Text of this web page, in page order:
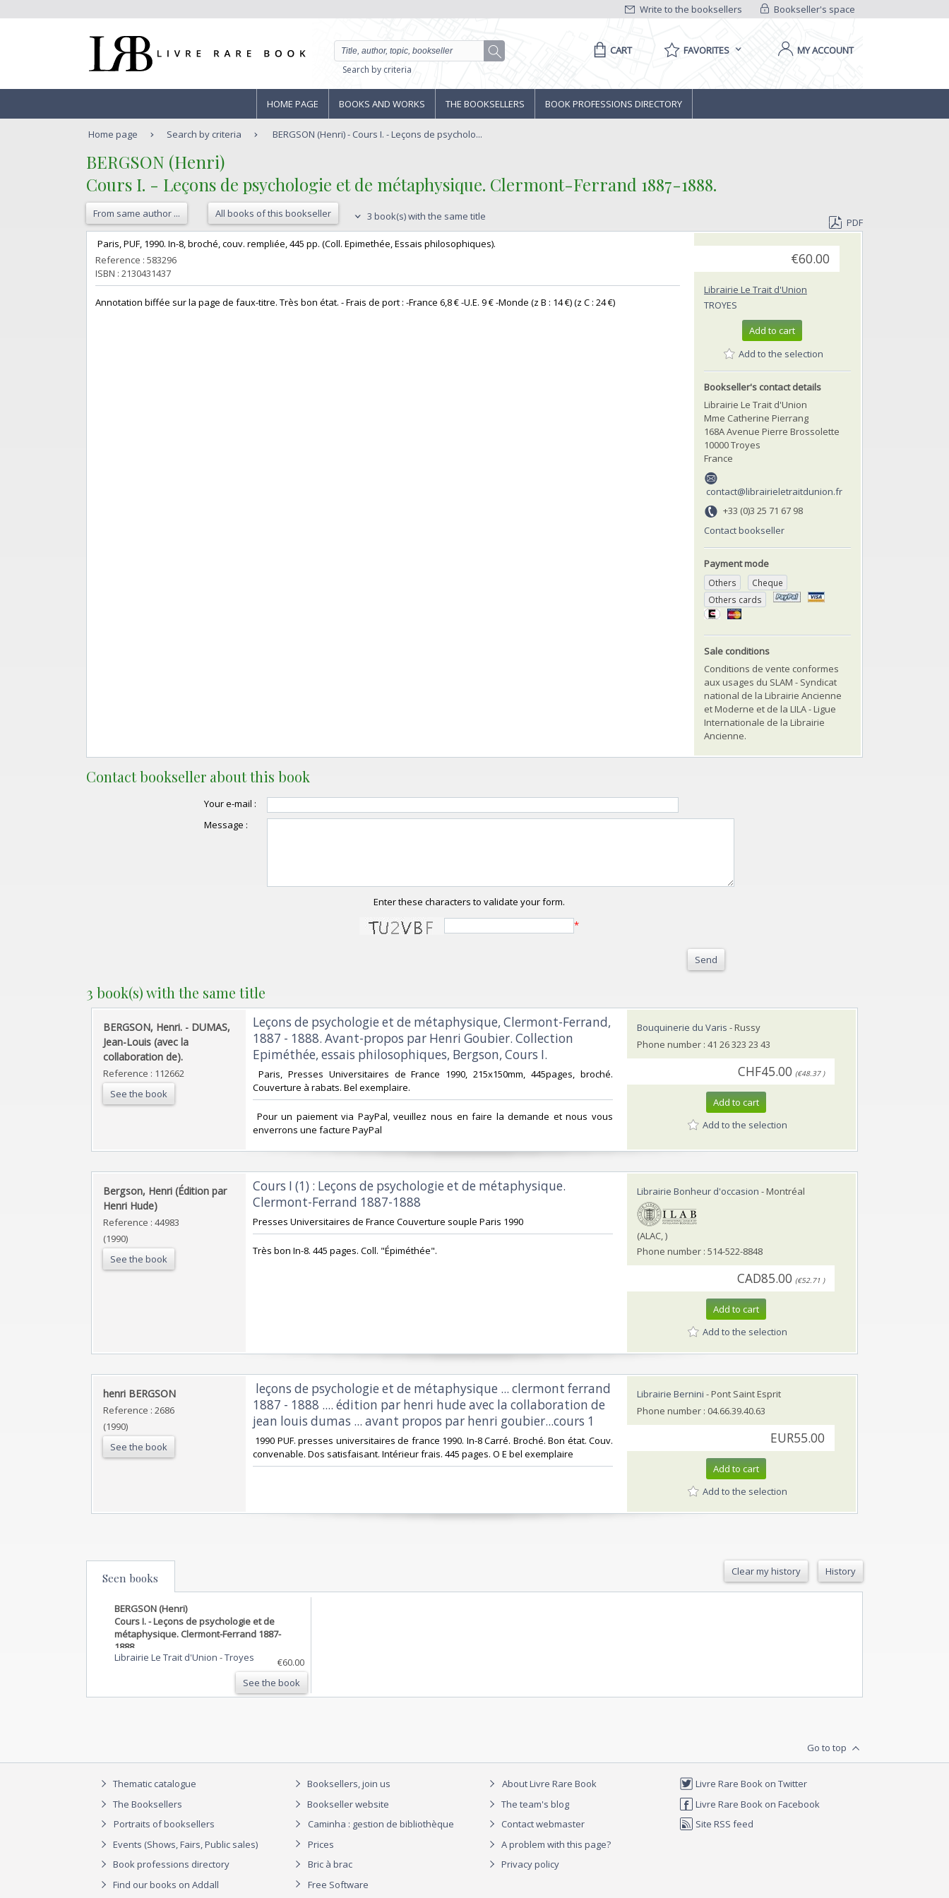
Bookseller's space
Write to the booksellers
Search by criteria
CART FAVORITES MY ACCOUNT
HOME PAGE BOOKS AND WORKS THE BOOKSELLERS BOOK PROFESSIONS DIRECTORY
Home page Search by criteria BERGSON (Henri) - Cours I. - Leçons de psycholo...
‎BERGSON (Henri)‎
‎Cours I. - Leçons de psychologie et de métaphysique. Clermont-Ferrand 1887-1888.‎
From same author ... All books of this bookseller 3 book(s) with the same title
PDF
‎ Paris, PUF, 1990. In-8, broché, couv. rempliée, 445 pp. (Coll. Epimethée, Essais philosophiques). ‎
Reference : 583296
ISBN : 2130431437
‎Annotation biffée sur la page de faux-titre. Très bon état. - Frais de port : -France 6,8 € -U.E. 9 € -Monde (z B : 14 €) (z C : 24 €) ‎
€60.00
Librairie Le Trait d'Union
TROYES
Add to cart
Add to the selection
Bookseller's contact details
Librairie Le Trait d'Union
Mme Catherine Pierrang
168A Avenue Pierre Brossolette
10000 Troyes
France
contact@librairieletraitdunion.fr
+33 (0)3 25 71 67 98
Contact bookseller
Payment mode
Others
Cheque
Others cards
Sale conditions
Conditions de vente conformes
aux usages du SLAM - Syndicat
national de la Librairie Ancienne
et Moderne et de la LILA - Ligue
Internationale de la Librairie
Ancienne.
Contact bookseller about this book
Your e-mail :
Message :
Enter these characters to validate your form.
*
Send
3 book(s) with the same title
‎BERGSON, Henri. - DUMAS,
Jean-Louis (avec la
collaboration de).‎
Reference : 112662
See the book
‎Leçons de psychologie et de métaphysique, Clermont-Ferrand,
1887 - 1888. Avant-propos par Henri Goubier. Collection
Epiméthée, essais philosophiques, Bergson, Cours I.‎
‎ Paris, Presses Universitaires de France 1990, 215x150mm, 445pages, broché.
Couverture à rabats. Bel exemplaire.‎
‎ Pour un paiement via PayPal, veuillez nous en faire la demande et nous vous
enverrons une facture PayPal‎
Bouquinerie du Varis - Russy
Phone number : 41 26 323 23 43
CHF45.00 (€48.37 )
Add to cart
Add to the selection
‎Bergson, Henri (Édition par
Henri Hude)‎
Reference : 44983
(1990)
See the book
‎Cours I (1) : Leçons de psychologie et de métaphysique.
Clermont-Ferrand 1887-1888‎
‎Presses Universitaires de France Couverture souple Paris 1990 ‎
‎Très bon In-8. 445 pages. Coll. "Épiméthée".‎
Librairie Bonheur d'occasion - Montréal
(ALAC, )
Phone number : 514-522-8848
CAD85.00 (€52.71 )
Add to cart
Add to the selection
‎henri BERGSON‎
Reference : 2686
(1990)
See the book
‎ leçons de psychologie et de métaphysique ... clermont ferrand
1887 - 1888 .... édition par henri hude avec la collaboration de
jean louis dumas ... avant propos par henri goubier...cours 1‎
‎ 1990 PUF. presses universitaires de france 1990. In-8 Carré. Broché. Bon état. Couv.
convenable. Dos satisfaisant. Intérieur frais. 445 pages. O E bel exemplaire‎
Librairie Bernini - Pont Saint Esprit
Phone number : 04.66.39.40.63
EUR55.00
Add to cart
Add to the selection
Seen books Clear my history History
BERGSON (Henri)
Cours I. - Leçons de psychologie et de
métaphysique. Clermont-Ferrand 1887-
1888.
Librairie Le Trait d'Union -Troyes
€60.00
See the book
Go to top
Thematic catalogue
The Booksellers
Portraits of booksellers
Events (Shows, Fairs, Public sales)
Book professions directory
Find our books on Addall
Booksellers, join us
Bookseller website
Caminha : gestion de bibliothèque
Prices
Bric à brac
Free Software
About Livre Rare Book
The team's blog
Contact webmaster
A problem with this page?
Privacy policy
Livre Rare Book on Twitter
Livre Rare Book on Facebook
Site RSS feed